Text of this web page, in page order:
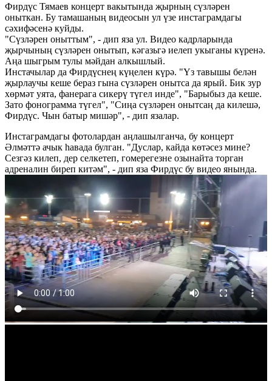
Фирдүс Тямаев концерт вакытында җырның сүзләрен
оныткан. Бу тамашаның видеосын ул үзе инстаграмдагы
сәхифәсенә куйды.
"Сүзләрен оныттым", - дип яза ул. Видео кадрларында
җырчының сүзләрен онытып, кәгазьгә иелеп укыганы күренә.
Аңа шыгрым тулы мәйдан алкышлый.
Инстачылар да Фирдүснең күңелен күрә. "Үз тавышы белән
җырлаучы кеше бераз гына сүзләрен онытса да ярый. Бик зур
хөрмәт уята, фанерага сикерү түгел инде", "Барыбыз да кеше.
Зато фонограмма түгел", "Сиңа сүзләрен онытсаң да килешә,
Фирдүс. Чын батыр мишәр", - дип язалар.
Инстаграмдагы фотолардан аңлашылганча, бу концерт
Әлмәттә ачык һавада булган. "Дуслар, кайда көтәсез мине?
Сезгәз килеп, дер селкетеп, гомерегезне озынайта торган
адреналин биреп китәм", - дип яза Фирдүс бу видео янында.